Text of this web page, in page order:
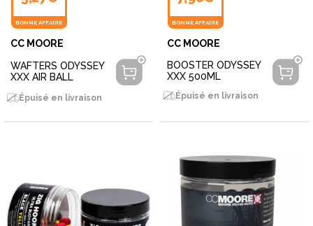
BONNE AFFAIRE
CC MOORE
WAFTERS ODYSSEY
XXX AIR BALL
Épuisé en livraison
BONNE AFFAIRE
CC MOORE
BOOSTER ODYSSEY
XXX 500ML
Épuisé en livraison